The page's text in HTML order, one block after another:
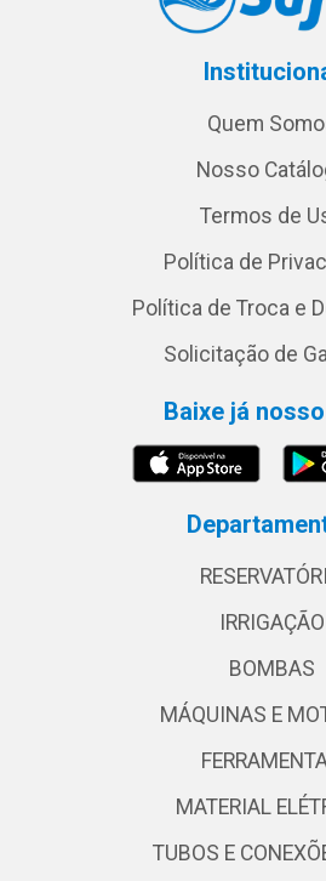
Quem
Nosso
Termos de
Política de
Política de Troca e
Solicitação de
Baixe já
IRRIGAÇÃO
BOMBAS
MÁQUINAS E
MATERIAL
TUBOS E